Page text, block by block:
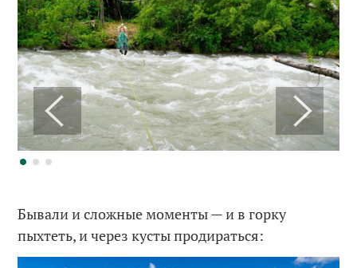
Бывали и сложные моменты — и в горку
пыхтеть, и через кусты продираться: